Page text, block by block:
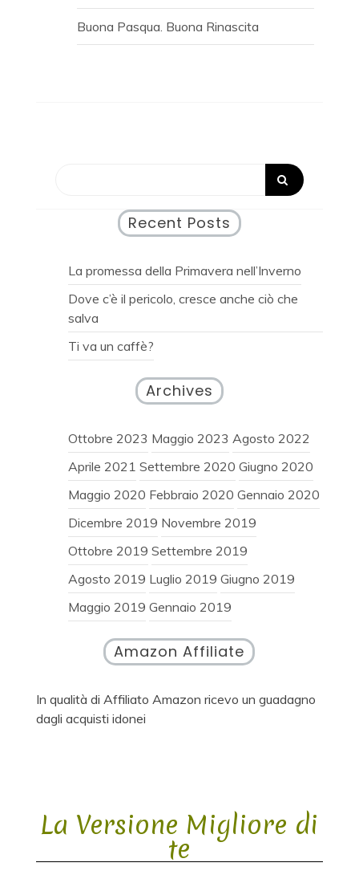
Buona Pasqua. Buona Rinascita
Recent Posts
La promessa della Primavera nell’Inverno
Dove c’è il pericolo, cresce anche ciò che
salva
Ti va un caffè?
Archives
Ottobre 2023 Maggio 2023 Agosto 2022
Aprile 2021 Settembre 2020 Giugno 2020
Maggio 2020 Febbraio 2020 Gennaio 2020
Dicembre 2019 Novembre 2019
Ottobre 2019 Settembre 2019
Agosto 2019 Luglio 2019 Giugno 2019
Maggio 2019 Gennaio 2019
Amazon Affiliate
In qualità di Affiliato Amazon ricevo un guadagno
dagli acquisti idonei
La Versione Migliore di
te